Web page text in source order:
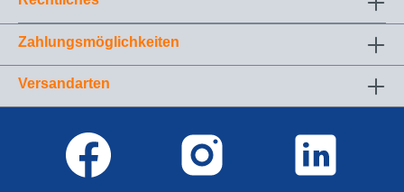
Zahlungsmöglichkeiten
Versandarten